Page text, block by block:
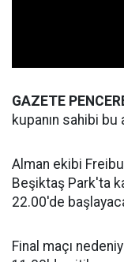
GAZETE
kupanın sahibi
Alman ekibi
Beşiktaş Park'ta
22.00'de
Final maçı